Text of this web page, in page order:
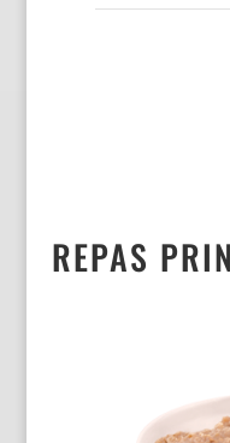
REPAS